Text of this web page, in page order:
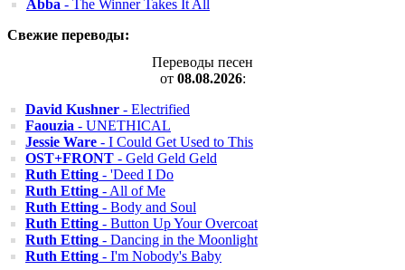
Abba - The Winner Takes It All
Свежие переводы:
Переводы песен
от 08.08.2026:
David Kushner - Electrified
Faouzia - UNETHICAL
Jessie Ware - I Could Get Used to This
OST+FRONT - Geld Geld Geld
Ruth Etting - 'Deed I Do
Ruth Etting - All of Me
Ruth Etting - Body and Soul
Ruth Etting - Button Up Your Overcoat
Ruth Etting - Dancing in the Moonlight
Ruth Etting - I'm Nobody's Baby